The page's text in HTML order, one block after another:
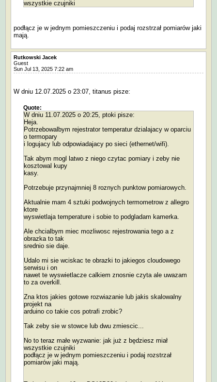
wszystkie czujniki
podłącz je w jednym pomieszczeniu i podaj rozstrzał pomiarów jaki
mają.
Rutkowski Jacek
Guest
Sun Jul 13, 2025 7:22 am
W dniu 12.07.2025 o 23:07, titanus pisze:
Quote:
W dniu 11.07.2025 o 20:25, ptoki pisze:
Heja.
Potrzebowalbym rejestrator temperatur dzialajacy w oparciu
o termopary
i logujacy lub odpowiadajacy po sieci (ethernet/wifi).
Tak abym mogl latwo z niego czytac pomiary i zeby nie
kosztowal kupy
kasy.
Potrzebuje przynajmniej 8 roznych punktow pomiarowych.
Aktualnie mam 4 sztuki podwojnych termometrow z allegro
ktore
wyswietlaja temperature i sobie to podgladam kamerka.
Ale chcialbym miec mozliwosc rejestrowania tego a z
obrazka to tak
srednio sie daje.
Udalo mi sie wciskac te obrazki to jakiegos cloudowego
serwisu i on
nawet te wyswietlacze calkiem znosnie czyta ale uwazam
to za overkill.
Zna ktos jakies gotowe rozwiazanie lub jakis skalowalny
projekt na
arduino co takie cos potrafi zrobic?
Tak zeby sie w stowce lub dwu zmiescic...
No to teraz małe wyzwanie: jak już z będziesz miał
wszystkie czujniki
podłącz je w jednym pomieszczeniu i podaj rozstrzał
pomiarów jaki mają.